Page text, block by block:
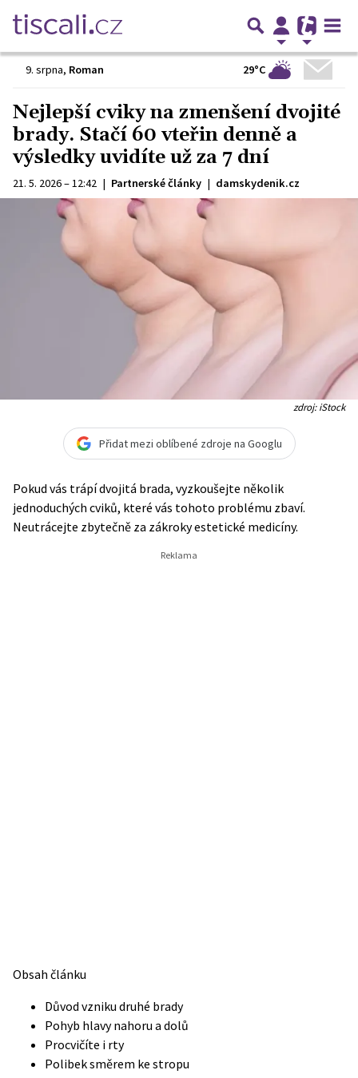
9. srpna, Roman 29°C
Nejlepší cviky na zmenšení dvojité
brady. Stačí 60 vteřin denně a
výsledky uvidíte už za 7 dní
21. 5. 2026 – 12:42 | Partnerské články | damskydenik.cz
zdroj: iStock
Přidat mezi oblíbené zdroje na Googlu
Pokud vás trápí dvojitá brada, vyzkoušejte několik
jednoduchých cviků, které vás tohoto problému zbaví.
Neutrácejte zbytečně za zákroky estetické medicíny.
Obsah článku
Důvod vzniku druhé brady
Pohyb hlavy nahoru a dolů
Procvičíte i rty
Polibek směrem ke stropu